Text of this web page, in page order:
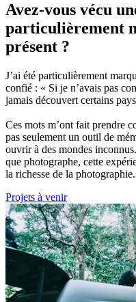
Avez-vous vécu
particulièrement
présent ?
J’ai été particulièrement
confié : « Si je n’avais pas
jamais découvert certains
Ces mots m’ont fait prendre
pas seulement un outil de
ouvrir à des mondes
que photographe, cette
la richesse de la photographie.
Projets à venir